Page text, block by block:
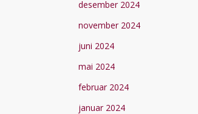
desember 2024
november 2024
juni 2024
mai 2024
februar 2024
januar 2024